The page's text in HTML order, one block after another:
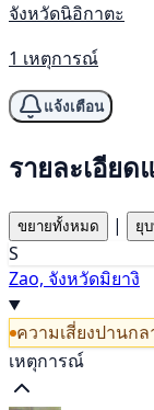
จังหวัดนิอิกาตะ
1 เหตุการณ์
แจ้งเตือน
รายละเอียด
ขยายทั้งหมด | ยุ
S
Zao, จังหวัดมิยางิ
ความเสี่ยงปานกล
เหตุการณ์